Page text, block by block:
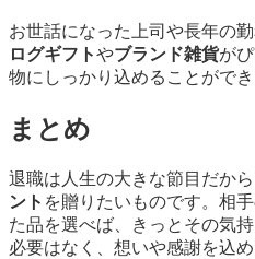
お世話になった上司や長年の勤
ログギフトやブランド雑貨が
物にしっかり込めることができ
まとめ
退職は人生の大きな節目だか
ント を贈りたいものです。相
た品を選べば、きっとその気
必要はなく、想いや感謝を込